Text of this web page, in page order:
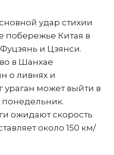
удар стихии
побережье Китая в
и Цзянси.
в Шанхае
о ливнях и
ураган может выйти в
понедельник.
ожидают скорость
около 150 км/